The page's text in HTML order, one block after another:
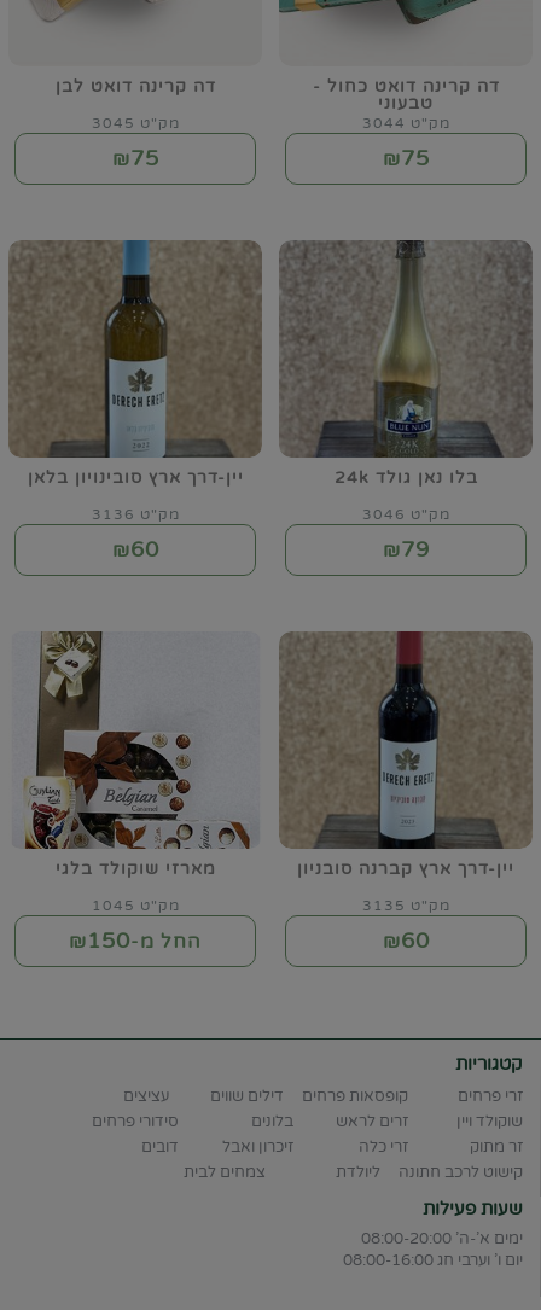
דה קרינה דואט כחול -
טבעוני
מק"ט 3044
₪75
דה קרינה דואט לבן
מק"ט 3045
₪75
בלו נאן גולד 24k
מק"ט 3046
₪79
יין-דרך ארץ סובינויון בלאן
מק"ט 3136
₪60
יין-דרך ארץ קברנה סובניון
מק"ט 3135
₪60
מארזי שוקולד בלגי
מק"ט 1045
החל מ-₪150
קטגוריות
זרי פרחים קופסאות פרחים דילים שווים
עציצים
שוקולד ויין
זרים לראש בלונים
סידורי פרחים
זר מתוק
זרי כלה זיכרון ואבל
דובים
קישוט לרכב חתונה
ליולדת צמחים לבית
שעות פעילות
ימים א'-ה' 08:00-20:00
יום ו' וערבי חג 08:00-16:00